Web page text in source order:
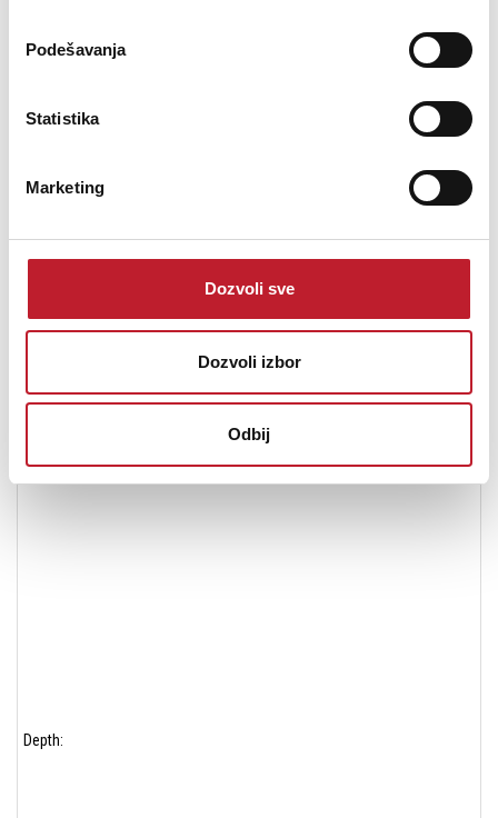
Podešavanja
Statistika
Marketing
Dozvoli sve
Dozvoli izbor
Odbij
Height:
Depth: